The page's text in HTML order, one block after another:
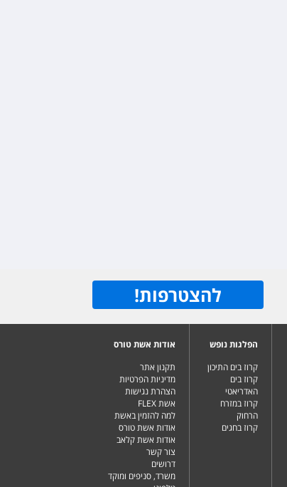
להצטרפות!
הפלגות נופש
קרוז בים התיכון
קרוז בים
האדריאטי
קרוז במזרח
הרחוק
קרוז בחגים
אודות אשת טורס
תקנון אתר
מדיניות הפרטיות
הצהרת נגישות
אשת FLEX
למה להזמין באשת
אודות אשת טורס
אודות אשת קלאב
צור קשר
דרושים
משרד, סניפים ומוקד